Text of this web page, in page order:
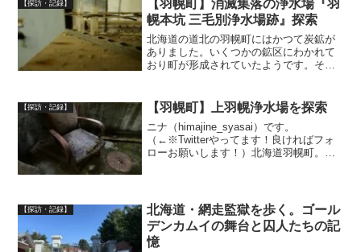
か...
【探訪・記録】
【羽幌町】消滅集落の浄水場『羽
幌本坑 三毛別浄水場跡』探索
北海道の道北の羽幌町にはかつて炭鉱が
ありました。いくつかの鉱区にわかれて
おり町が形成されていたようです。その
向かいました。羽幌の炭鉱のほとんどは
閉山後、一年ほどで大半が...
【探訪・記録】 【羽幌町】上羽幌浄水場を探索
ニナ（himajine_syasai）です。
（←※Twitterやってます！良ければフォ
ローお願いします！）北海道羽幌町。北
いた事も...
【探訪・記録】
北海道・網走監獄を歩く。ゴール
デンカムイの舞台と囚人たちの記
憶